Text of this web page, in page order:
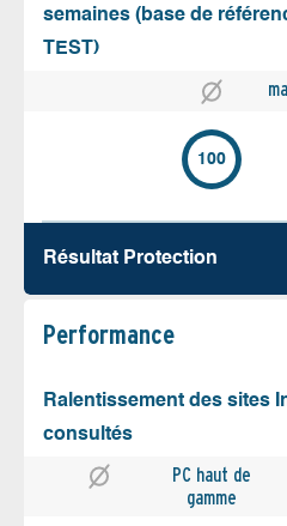
semaines (base de
TEST)
100
Résultat Protection
Performance
Ralentissement des sites
consultés
PC haut de
gamme